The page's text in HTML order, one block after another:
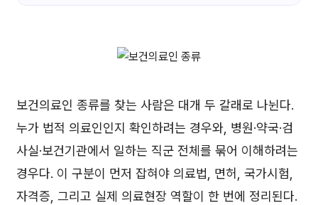
보건의료인 종류를 찾는 사람은 대개 두 갈래로 나뉜다.
누가 법적 의료인인지 확인하려는 경우와, 병원·약국·검
사실·보건기관에서 일하는 직군 전체를 묶어 이해하려는
경우다. 이 구분이 먼저 잡혀야 의료법, 면허, 국가시험,
자격증, 그리고 실제 의료현장 역할이 한 번에 정리된다.